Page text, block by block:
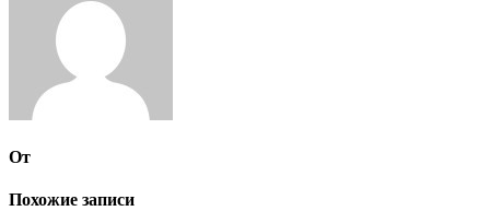
От
Похожие записи